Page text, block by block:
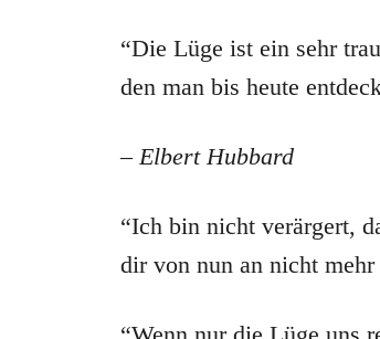
“Die Lüge ist ein sehr
den man bis heute
– Elbert Hubbard
“Ich bin nicht verärgert,
dir von nun an nicht mehr